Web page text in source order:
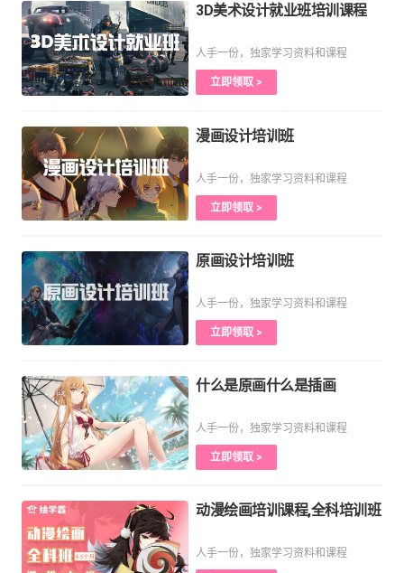
3D美术设计就业班培训课程
人手一份，独家学习资料和课程
立即领取 >
漫画设计培训班
人手一份，独家学习资料和课程
立即领取 >
原画设计培训班
人手一份，独家学习资料和课程
立即领取 >
什么是原画什么是插画
人手一份，独家学习资料和课程
立即领取 >
动漫绘画培训课程,全科培训班
人手一份，独家学习资料和课程